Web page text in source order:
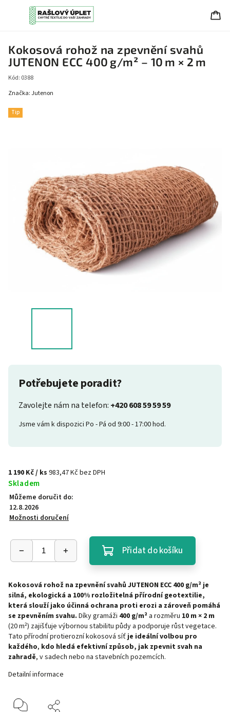
Kokosová rohož na zpevnění svahů
JUTENON ECC 400 g/m² – 10 m × 2 m
Kód: 0388
Tip
Značka:Jutenon
Potřebujete poradit?
Zavolejte nám na telefon: +420 608 59 59 59
Jsme vám k dispozici Po - Pá od 9:00 - 17:00 hod.
1 190 Kč/ ks 983,47 Kč bez DPH
Skladem
Můžeme doručit do:
12.8.2026
Možnosti doručení
Přidat do košíku
Kokosová rohož na zpevnění svahů JUTENON ECC 400 g/m² je
silná, ekologická a 100% rozložitelná přírodní geotextilie,
která slouží jako účinná ochrana proti erozi a zároveň pomáhá
se zpevněním svahu. Díky gramáži 400 g/m² a rozměru 10 m × 2 m
(20 m²) zajišťuje výbornou stabilitu půdy a podporuje růst vegetace.
Tato přírodní protierozní kokosová síťje ideální volbou pro
každého, kdo hledá efektivní způsob, jak zpevnit svah na
zahradě, v sadech nebo na stavebních pozemcích.
Detailní informace